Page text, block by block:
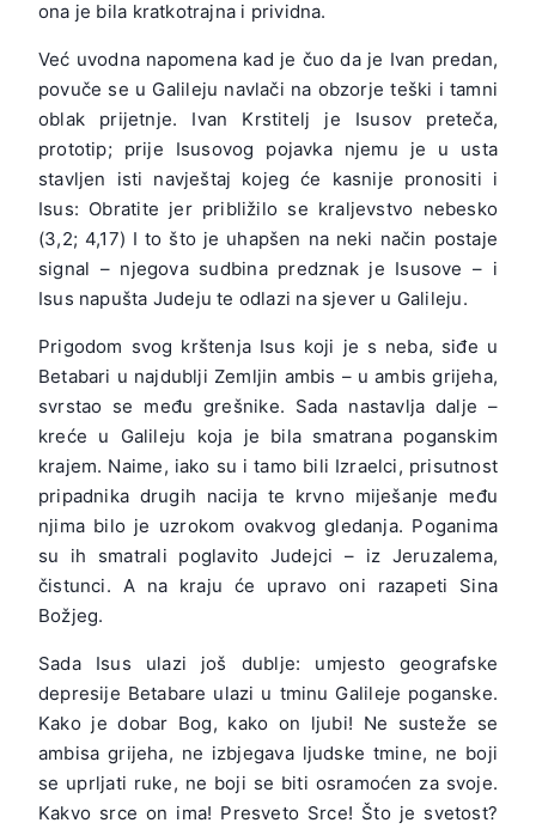
ona je bila kratkotrajna i prividna.
Već uvodna napomena kad je čuo da je Ivan predan,
povuče se u Galileju navlači na obzorje teški i tamni
oblak prijetnje. Ivan Krstitelj je Isusov preteča,
prototip; prije Isusovog pojavka njemu je u usta
stavljen isti navještaj kojeg će kasnije pronositi i
Isus: Obratite jer približilo se kraljevstvo nebesko
(3,2; 4,17) I to što je uhapšen na neki način postaje
signal – njegova sudbina predznak je Isusove – i
Isus napušta Judeju te odlazi na sjever u Galileju.
Prigodom svog krštenja Isus koji je s neba, siđe u
Betabari u najdublji Zemljin ambis – u ambis grijeha,
svrstao se među grešnike. Sada nastavlja dalje –
kreće u Galileju koja je bila smatrana poganskim
krajem. Naime, iako su i tamo bili Izraelci, prisutnost
pripadnika drugih nacija te krvno miješanje među
njima bilo je uzrokom ovakvog gledanja. Poganima
su ih smatrali poglavito Judejci – iz Jeruzalema,
čistunci. A na kraju će upravo oni razapeti Sina
Božjeg.
Sada Isus ulazi još dublje: umjesto geografske
depresije Betabare ulazi u tminu Galileje poganske.
Kako je dobar Bog, kako on ljubi! Ne susteže se
ambisa grijeha, ne izbjegava ljudske tmine, ne boji
se uprljati ruke, ne boji se biti osramoćen za svoje.
Kakvo srce on ima! Presveto Srce! Što je svetost?